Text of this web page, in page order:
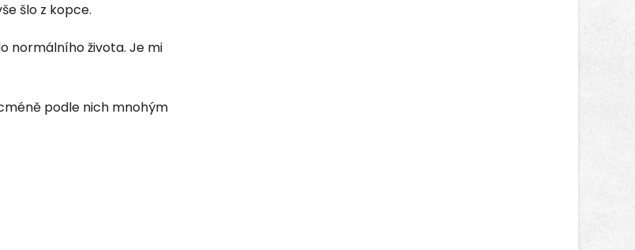
šlo z kopce.
normálního života. Je mi
podle nich mnohým